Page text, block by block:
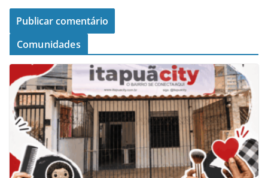
Comunidades